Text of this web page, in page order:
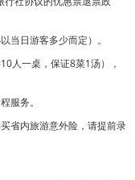
当日游客多少而定）。
人一桌，保证8菜1汤），
服务。
省内旅游意外险，请提前录